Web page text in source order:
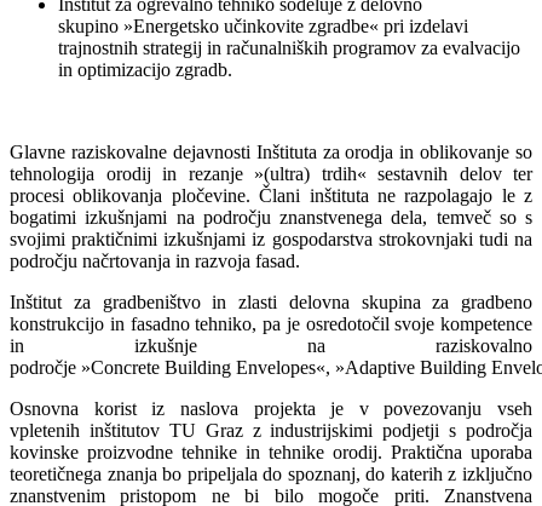
skupino »Energetsko učinkovite zgradbe« pri izdelavi
trajnostnih strategij in računalniških programov za evalvacijo
in optimizacijo zgradb.
Glavne raziskovalne dejavnosti Inštituta za orodja in oblikovanje so
tehnologija orodij in rezanje »(ultra) trdih« sestavnih delov ter
procesi oblikovanja pločevine. Člani inštituta ne razpolagajo le z
bogatimi izkušnjami na področju znanstvenega dela, temveč so s
svojimi praktičnimi izkušnjami iz gospodarstva strokovnjaki tudi na
področju načrtovanja in razvoja fasad.
Inštitut za gradbeništvo in zlasti delovna skupina za gradbeno
konstrukcijo in fasadno tehniko, pa je osredotočil svoje kompetence
in izkušnje na raziskovalno
področje »Concrete Building Envelopes«, »Adaptive Building
Osnovna korist iz naslova projekta je v povezovanju vseh
vpletenih inštitutov TU Graz z industrijskimi podjetji s področja
kovinske proizvodne tehnike in tehnike orodij. Praktična uporaba
teoretičnega znanja bo pripeljala do spoznanj, do katerih z izključno
znanstvenim pristopom ne bi bilo mogoče priti. Znanstvena